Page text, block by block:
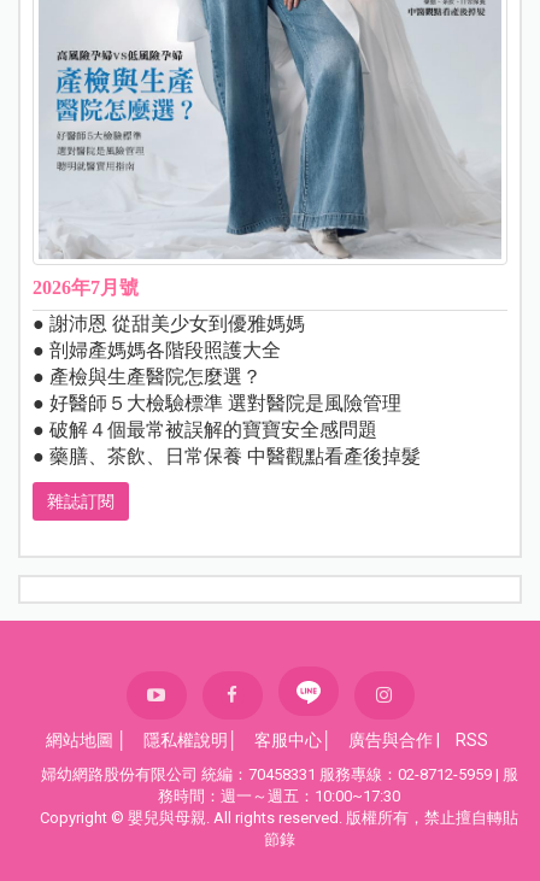
2026年7月號
● 謝沛恩 從甜美少女到優雅媽媽
● 剖婦產媽媽各階段照護大全
● 產檢與生產醫院怎麼選？
● 好醫師５大檢驗標準 選對醫院是風險管理
● 破解４個最常被誤解的寶寶安全感問題
● 藥膳、茶飲、日常保養 中醫觀點看產後掉髮
雜誌訂閱
網站地圖 隱私權說明 客服中心 廣告與合作 RSS
婦幼網路股份有限公司 統編：70458331 服務專線：02-8712-5959 | 服
務時間：週一～週五：10:00~17:30
Copyright © 嬰兒與母親. All rights reserved. 版權所有，禁止擅自轉貼
節錄